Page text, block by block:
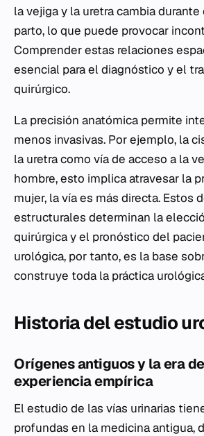
la vejiga y la uretra cambia
parto, lo que puede provocar
Comprender estas relaciones
esencial para el diagnóstico y el
quirúrgico.
La precisión anatómica permite
menos invasivas. Por ejemplo, la
la uretra como vía de acceso a la
hombre, esto implica atravesar la
mujer, la vía es más directa. Estos
estructurales determinan la
quirúrgica y el pronóstico del
urológica, por tanto, es la base
construye toda la práctica
Historia del estudio
Orígenes antiguos y la era
experiencia empírica
El estudio de las vías urinarias
profundas en la medicina antigua,